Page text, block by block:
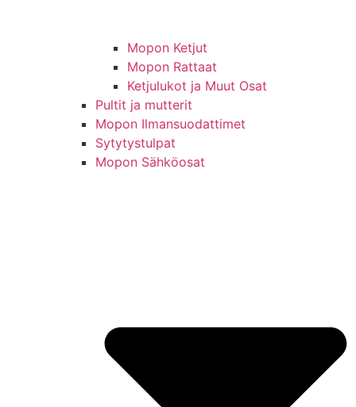
Mopon Ketjut
Mopon Rattaat
Ketjulukot ja Muut Osat
Pultit ja mutterit
Mopon Ilmansuodattimet
Sytytystulpat
Mopon Sähköosat